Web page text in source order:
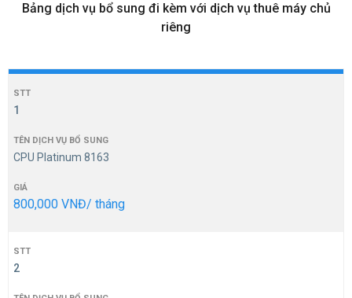
Bảng dịch vụ bổ sung đi kèm với dịch vụ thuê máy chủ
riêng
1
CPU Platinum 8163
800,000 VNĐ/ tháng
2